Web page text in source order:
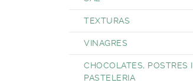
TEXTURAS
VINAGRES
CHOCOLATES, POSTRES I
PASTELERIA